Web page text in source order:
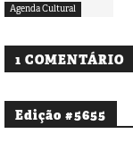
Agenda Cultural
1 COMENTÁRIO
Edição #5655